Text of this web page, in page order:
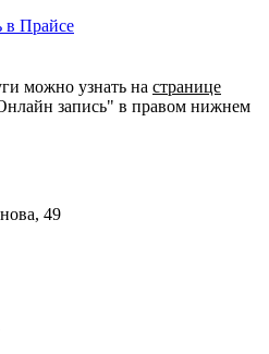
в Прайсе
можно узнать на странице
запись" в правом нижнем
49